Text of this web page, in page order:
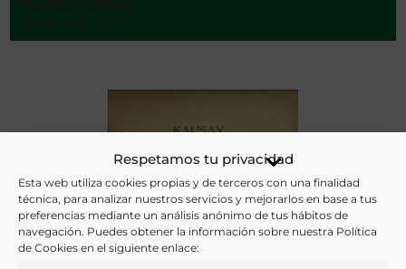
Respetamos tu privacidad
Esta web utiliza cookies propias y de terceros con una finalidad
técnica, para analizar nuestros servicios y mejorarlos en base a tus
preferencias mediante un análisis anónimo de tus hábitos de
navegación. Puedes obtener la información sobre nuestra Política
de Cookies en el siguiente enlace: